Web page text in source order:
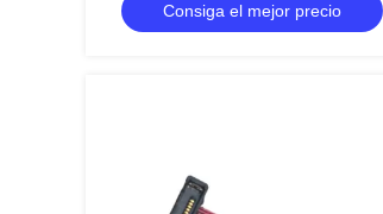
Consiga el mejor precio